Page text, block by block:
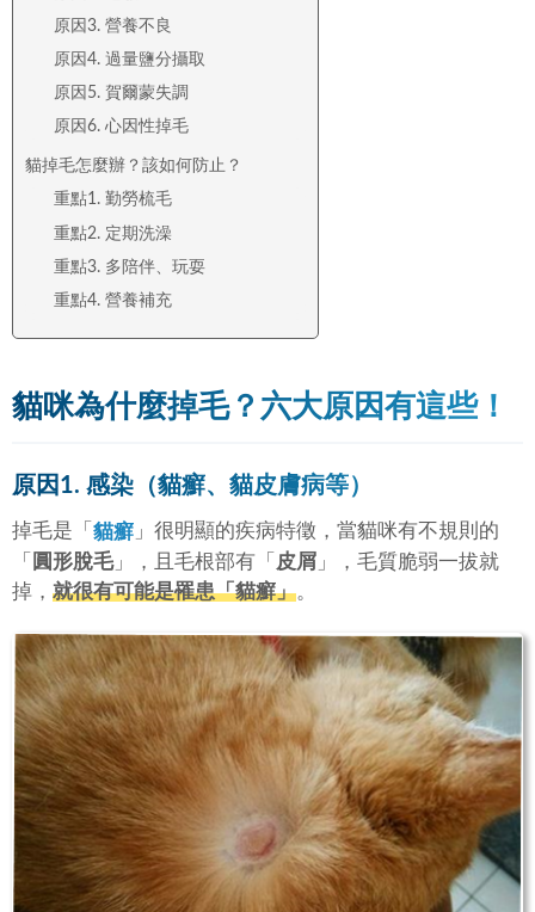
原因3. 營養不良
原因4. 過量鹽分攝取
原因5. 賀爾蒙失調
原因6. 心因性掉毛
貓掉毛怎麼辦？該如何防止？
重點1. 勤勞梳毛
重點2. 定期洗澡
重點3. 多陪伴、玩耍
重點4. 營養補充
貓咪為什麼掉毛？六大原因有這些！
原因1. 感染（貓癬、貓皮膚病等）
掉毛是「 貓癬 」很明顯的疾病特徵，當貓咪有不規則的
「 圓形脫毛」，且毛根部有「 皮屑 」，毛質脆弱一拔就
掉， 就很有可能是罹患「貓癬」。